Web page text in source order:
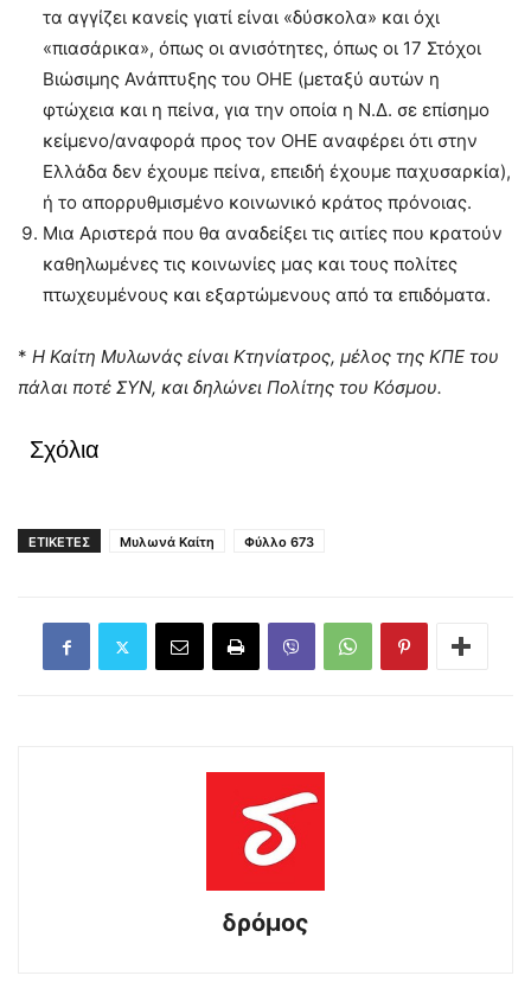
τα αγγίζει κανείς γιατί είναι «δύσκολα» και όχι
«πιασάρικα», όπως οι ανισότητες, όπως οι 17 Στόχοι
Βιώσιμης Ανάπτυξης του ΟΗΕ (μεταξύ αυτών η
φτώχεια και η πείνα, για την οποία η Ν.Δ. σε επίσημο
κείμενο/αναφορά προς τον ΟΗΕ αναφέρει ότι στην
Ελλάδα δεν έχουμε πείνα, επειδή έχουμε παχυσαρκία),
ή το απορρυθμισμένο κοινωνικό κράτος πρόνοιας.
Μια Αριστερά που θα αναδείξει τις αιτίες που κρατούν
καθηλωμένες τις κοινωνίες μας και τους πολίτες
πτωχευμένους και εξαρτώμενους από τα επιδόματα.
* Η Καίτη Μυλωνάς είναι Κτηνίατρος, μέλος της ΚΠΕ του
πάλαι ποτέ ΣΥΝ, και δηλώνει Πολίτης του Κόσμου.
Σχόλια
ΕΤΙΚΕΤΕΣ Μυλωνά Καίτη Φύλλο 673
δρόμος